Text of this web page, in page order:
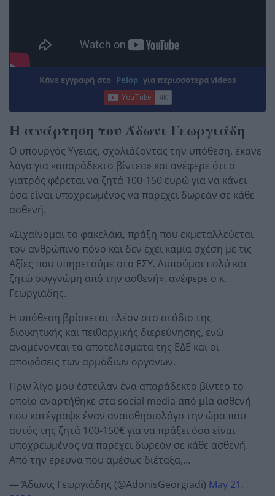
Κάνε εγγραφή στο Pelop για περισσότερα videos
Η ανάρτηση του Άδωνι Γεωργιάδη
Ο υπουργός Υγείας, σχολιάζοντας την υπόθεση, έκανε
λόγο για «απαράδεκτο βίντεο» και ανέφερε ότι ο
γιατρός φέρεται να ζητά 100-150 ευρώ για να κάνει
όσα είναι υποχρεωμένος να παρέχει δωρεάν σε κάθε
ασθενή.
«Σιχαίνομαι το φακελάκι, πράξη που εκμεταλλεύεται
τον ανθρώπινο πόνο και δεν έχει καμία σχέση με τις
Αξίες που υπηρετούμε στο ΕΣΥ. Λυπούμαι πολύ και
ζητώ συγγνώμη από την ασθενή», ανέφερε ο κ.
Γεωργιάδης.
Η υπόθεση βρίσκεται πλέον στο στάδιο της
διοικητικής και πειθαρχικής διερεύνησης, ενώ
αναμένονται τα αποτελέσματα της ΕΔΕ και οι
αποφάσεις των αρμόδιων οργάνων.
Πριν λίγο μου έστειλαν ένα απαράδεκτο βίντεο το
οποίο αναρτήθηκε στα social media από μία ασθενή
που κατέγραψε έναν αναισθησιολόγο την ώρα που
αυτός της ζητά 100-150€ για να πράξει όσα είναι
υποχρεωμένος να παρέχει δωρεάν σε κάθε ασθενή.
Από την έρευνα που αμέσως διέταξα,…
— Άδωνις Γεωργιάδης (@AdonisGeorgiadi) May 21,